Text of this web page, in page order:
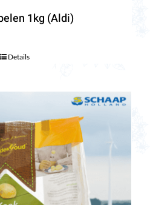
1kg (Aldi)
Details